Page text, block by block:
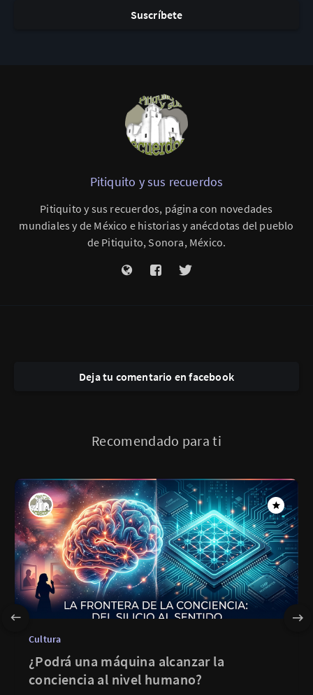
Suscríbete
Pitiquito y sus recuerdos
Pitiquito y sus recuerdos, página con novedades
mundiales y de México e historias y anécdotas del pueblo
de Pitiquito, Sonora, México.
Deja tu comentario en facebook
Recomendado para ti
Cultura
¿Podrá una máquina alcanzar la
conciencia al nivel humano?